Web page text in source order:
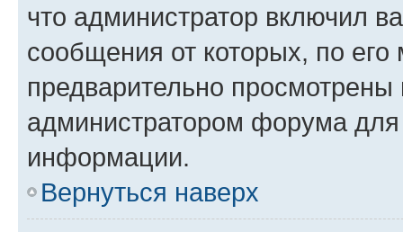
что администратор включил
сообщения от которых, по
предварительно
администратором форума
информации.
Вернуться наверх